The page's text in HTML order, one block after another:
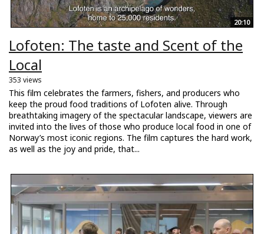
20:10
Lofoten: The taste and Scent of the
Local
353 views
This film celebrates the farmers, fishers, and producers who
keep the proud food traditions of Lofoten alive. Through
breathtaking imagery of the spectacular landscape, viewers are
invited into the lives of those who produce local food in one of
Norway’s most iconic regions. The film captures the hard work,
as well as the joy and pride, that...